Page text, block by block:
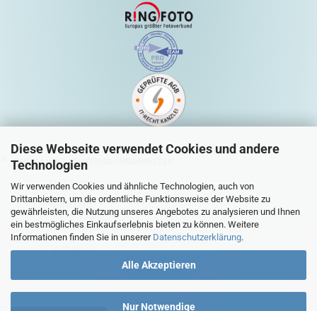
Diese Webseite verwendet Cookies und andere
Technologien
Wir verwenden Cookies und ähnliche Technologien, auch von
Drittanbietern, um die ordentliche Funktionsweise der Website zu
gewährleisten, die Nutzung unseres Angebotes zu analysieren und Ihnen
ein bestmögliches Einkaufserlebnis bieten zu können. Weitere
Informationen finden Sie in unserer Datenschutzerklärung.
Alle Akzeptieren
Nur Notwendige
QUICK-LINKS HINTERGRUNDANBIETER
Mein Konto
Warenkorb
Zur Kasse
Sitemap